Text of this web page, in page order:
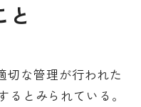
と
切な管理が行われた
るとみられている。